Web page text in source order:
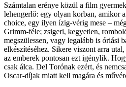
Számtalan erénye közül a film
lehengerlő: egy olyan korban, amikor
choice, egy ilyen ízig-vérig mese –
Grimm-féle; zsigeri, kegyetlen,
megszülessen, vagy legalább is óriási
elkészítéséhez. Sikere viszont arra
az emberek pontosan ezt igénylik.
csak álca. Del Torónak ezért, és
Oscar-díjak miatt kell magára és